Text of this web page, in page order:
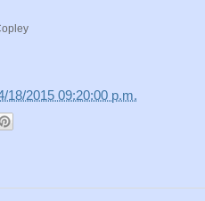
18/2015 09:20:00 p.m.